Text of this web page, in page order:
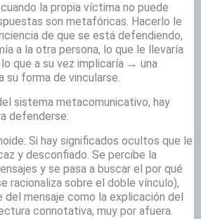
la propia víctima no puede
son metafóricas. Hacerlo le
de que se está defendiendo,
a la otra persona, lo que le llevaría
que a su vez implicaría → una
su forma de vincularse.
sistema metacomunicativo, hay
defenderse:
Si hay significados ocultos que le
y desconfiado. Se percibe la
y se pasa a buscar el por qué
racionaliza sobre el doble vínculo),
mensaje como la explicación del
connotativa, muy por afuera.